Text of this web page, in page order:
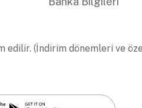
edilir. (İndirim dönemleri ve